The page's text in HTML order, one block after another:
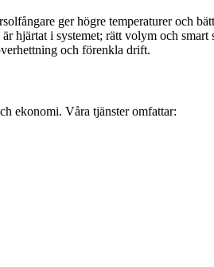
ger högre temperaturer och
hjärtat i systemet; rätt volym och
och förenkla drift.
ekonomi. Våra tjänster omfattar: